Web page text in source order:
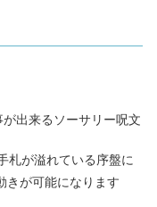
出来るソーサリー呪文
札が溢れている序盤に
きが可能になります